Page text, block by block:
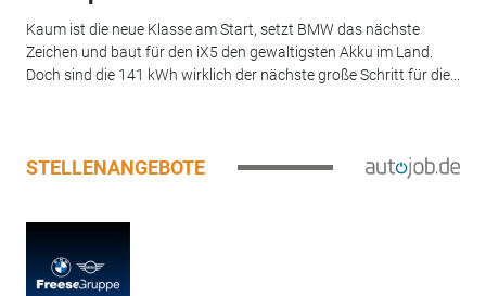
Kaum ist die neue Klasse am Start, setzt BMW das nächste
Zeichen und baut für den iX5 den gewaltigsten Akku im Land.
Doch sind die 141 kWh wirklich der nächste große Schritt für die...
STELLENANGEBOTE